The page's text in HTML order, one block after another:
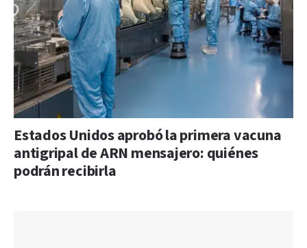
Estados Unidos aprobó la primera vacuna
antigripal de ARN mensajero: quiénes
podrán recibirla